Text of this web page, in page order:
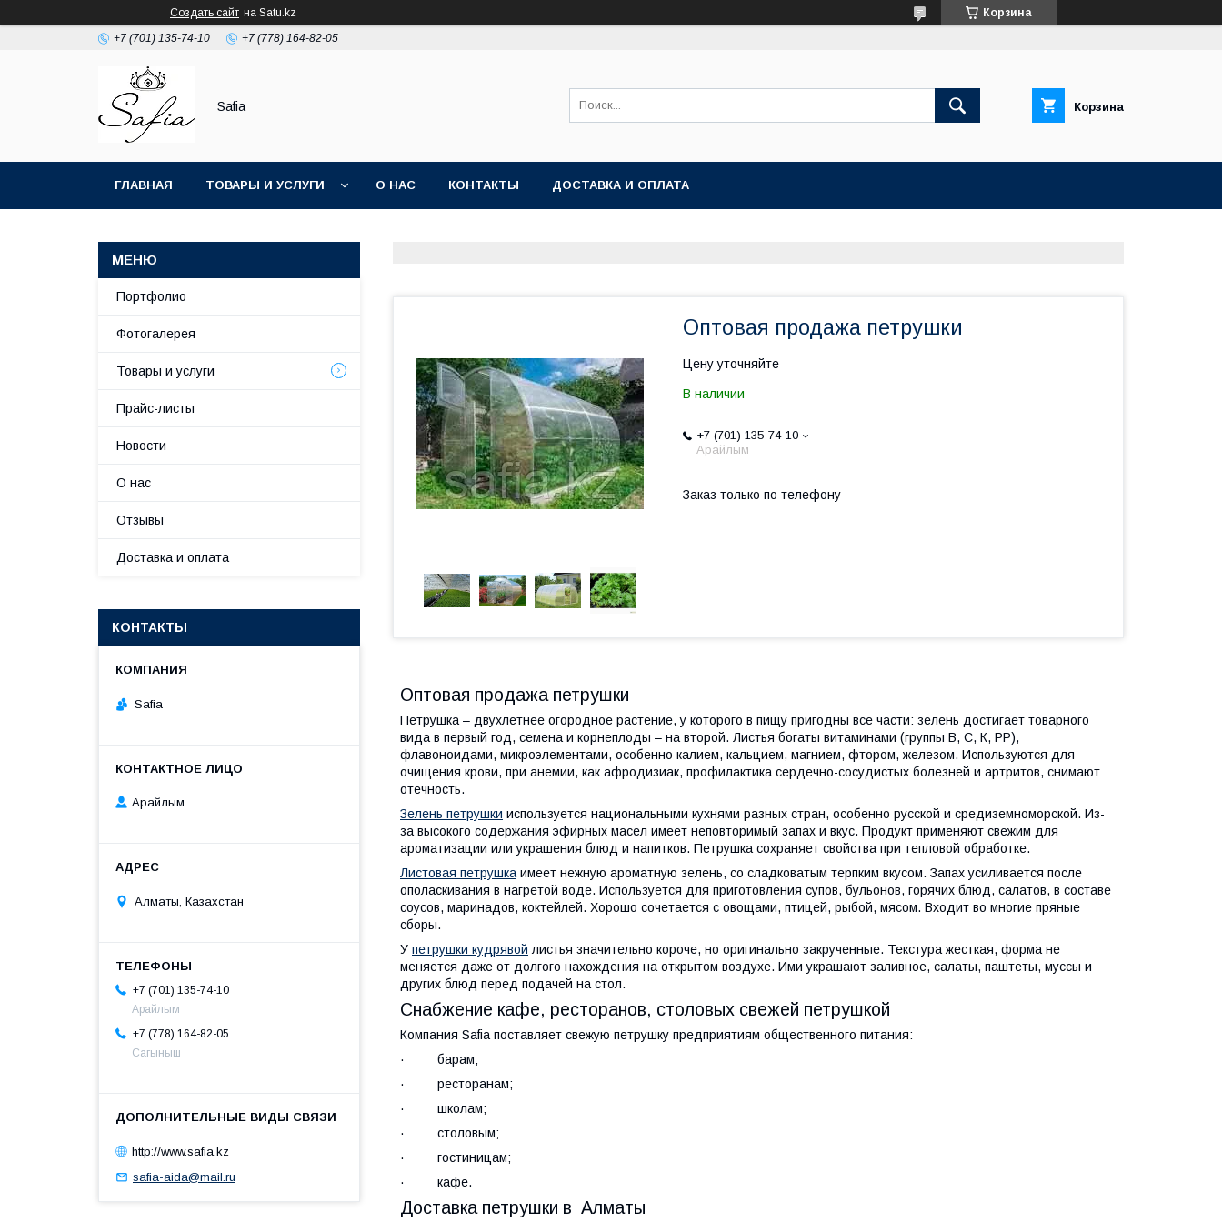
Создать сайт на Satu.kz Корзина
+7 (701) 135-74-10 +7 (778) 164-82-05
Safia Корзина
ГЛАВНАЯ ТОВАРЫ И УСЛУГИ О НАС КОНТАКТЫ ДОСТАВКА И ОПЛАТА
Оптовая продажа петрушки
Цену уточняйте
В наличии
+7 (701) 135-74-10
Арайлым
Заказ только по телефону
Оптовая продажа петрушки
Петрушка – двухлетнее огородное растение, у которого в пищу пригодны все части: зелень достигает товарного
вида в первый год, семена и корнеплоды – на второй. Листья богаты витаминами (группы В, С, К, РР),
флавоноидами, микроэлементами, особенно калием, кальцием, магнием, фтором, железом. Используются для
очищения крови, при анемии, как афродизиак, профилактика сердечно-сосудистых болезней и артритов, снимают
отечность.
Зелень петрушки используется национальными кухнями разных стран, особенно русской и средиземноморской. Из-
за высокого содержания эфирных масел имеет неповторимый запах и вкус. Продукт применяют свежим для
ароматизации или украшения блюд и напитков. Петрушка сохраняет свойства при тепловой обработке.
Листовая петрушка имеет нежную ароматную зелень, со сладковатым терпким вкусом. Запах усиливается после
ополаскивания в нагретой воде. Используется для приготовления супов, бульонов, горячих блюд, салатов, в составе
соусов, маринадов, коктейлей. Хорошо сочетается с овощами, птицей, рыбой, мясом. Входит во многие пряные
сборы.
У петрушки кудрявой листья значительно короче, но оригинально закрученные. Текстура жесткая, форма не
меняется даже от долгого нахождения на открытом воздухе. Ими украшают заливное, салаты, паштеты, муссы и
других блюд перед подачей на стол.
Снабжение кафе, ресторанов, столовых свежей петрушкой
Компания Safia поставляет свежую петрушку предприятиям общественного питания:
· барам;
· ресторанам;
· школам;
· столовым;
· гостиницам;
· кафе.
Доставка петрушки в Алматы
Портфолио
Фотогалерея
Товары и услуги
Прайс-листы
Новости
О нас
Отзывы
Доставка и оплата
КОНТАКТЫ
Safia
Арайлым
Алматы, Казахстан
+7 (701) 135-74-10
Арайлым
+7 (778) 164-82-05
Сагыныш
http://www.safia.kz
safia-aida@mail.ru